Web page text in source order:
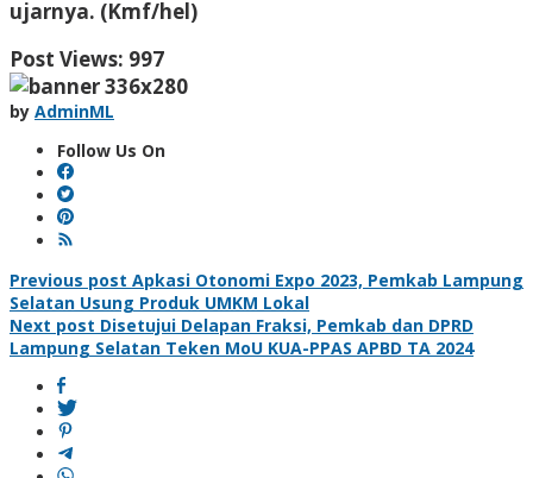
ujarnya. (Kmf/hel)
Post Views: 997
by AdminML
Follow Us On
Post
navigation
Previous post Apkasi Otonomi Expo 2023, Pemkab Lampung
Selatan Usung Produk UMKM Lokal
Next post Disetujui Delapan Fraksi, Pemkab dan DPRD
Lampung Selatan Teken MoU KUA-PPAS APBD TA 2024